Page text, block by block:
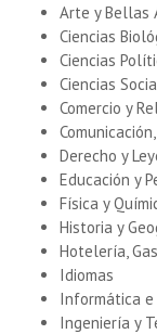
Arte y Bellas
Ciencias
Ciencias
Ciencias
Comercio y
Derecho y
Educación y
Física y
Historia y
Hotelería,
Idiomas
Informática
Ingeniería y